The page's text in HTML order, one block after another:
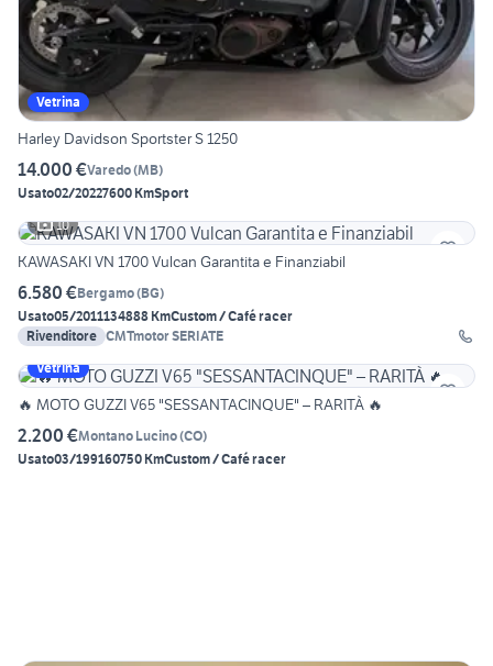
Vetrina
Harley Davidson Sportster S 1250
14.000 €Varedo(MB)
Usato02/20227600 KmSport
10
KAWASAKI VN 1700 Vulcan Garantita e Finanziabil
6.580 €Bergamo(BG)
Usato05/2011134888 KmCustom / Café racer
Rivenditore CMTmotor SERIATE
Vetrina
🔥 MOTO GUZZI V65 "SESSANTACINQUE" – RARITÀ 🔥
2.200 €Montano Lucino(CO)
Usato03/199160750 KmCustom / Café racer